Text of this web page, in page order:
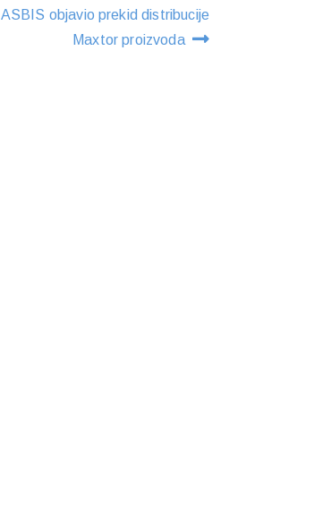
ASBIS objavio prekid distribucije
Maxtor proizvoda